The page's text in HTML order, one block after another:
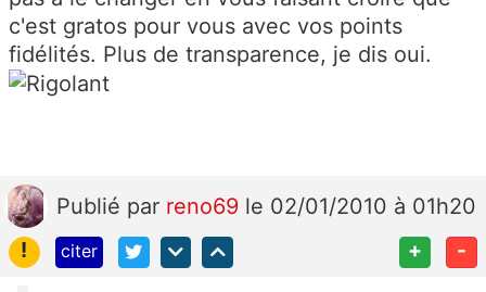
c'est gratos pour vous avec vos points
fidélités. Plus de transparence, je dis oui.
Publié par reno69 le 02/01/2010 à 01h20
!
citer + -